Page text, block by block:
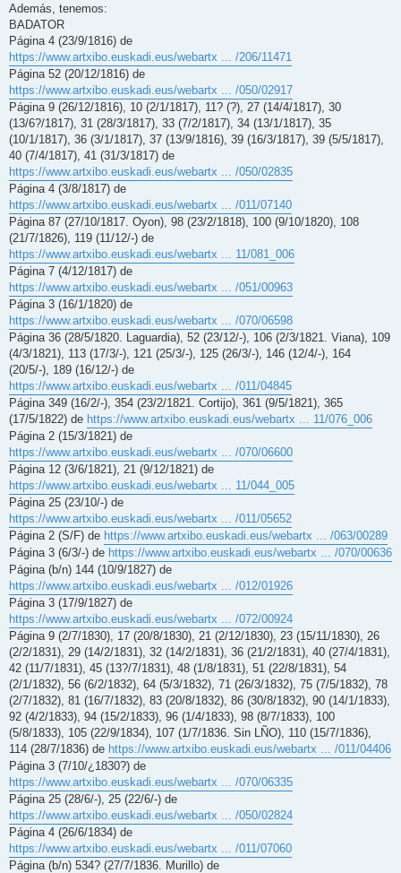
Además, tenemos:
BADATOR
Página 4 (23/9/1816) de
https://www.artxibo.euskadi.eus/webartx ... /206/11471
Página 52 (20/12/1816) de
https://www.artxibo.euskadi.eus/webartx ... /050/02917
Página 9 (26/12/1816), 10 (2/1/1817), 11? (?), 27 (14/4/1817), 30
(13/6?/1817), 31 (28/3/1817), 33 (7/2/1817), 34 (13/1/1817), 35
(10/1/1817), 36 (3/1/1817), 37 (13/9/1816), 39 (16/3/1817), 39 (5/5/1817),
40 (7/4/1817), 41 (31/3/1817) de
https://www.artxibo.euskadi.eus/webartx ... /050/02835
Página 4 (3/8/1817) de
https://www.artxibo.euskadi.eus/webartx ... /011/07140
Página 87 (27/10/1817. Oyon), 98 (23/2/1818), 100 (9/10/1820), 108
(21/7/1826), 119 (11/12/-) de
https://www.artxibo.euskadi.eus/webartx ... 11/081_006
Página 7 (4/12/1817) de
https://www.artxibo.euskadi.eus/webartx ... /051/00963
Página 3 (16/1/1820) de
https://www.artxibo.euskadi.eus/webartx ... /070/06598
Página 36 (28/5/1820. Laguardia), 52 (23/12/-), 106 (2/3/1821. Viana), 109
(4/3/1821), 113 (17/3/-), 121 (25/3/-), 125 (26/3/-), 146 (12/4/-), 164
(20/5/-), 189 (16/12/-) de
https://www.artxibo.euskadi.eus/webartx ... /011/04845
Página 349 (16/2/-), 354 (23/2/1821. Cortijo), 361 (9/5/1821), 365
(17/5/1822) de https://www.artxibo.euskadi.eus/webartx ... 11/076_006
Página 2 (15/3/1821) de
https://www.artxibo.euskadi.eus/webartx ... /070/06600
Página 12 (3/6/1821), 21 (9/12/1821) de
https://www.artxibo.euskadi.eus/webartx ... 11/044_005
Página 25 (23/10/-) de
https://www.artxibo.euskadi.eus/webartx ... /011/05652
Página 2 (S/F) de https://www.artxibo.euskadi.eus/webartx ... /063/00289
Página 3 (6/3/-) de https://www.artxibo.euskadi.eus/webartx ... /070/00636
Página (b/n) 144 (10/9/1827) de
https://www.artxibo.euskadi.eus/webartx ... /012/01926
Página 3 (17/9/1827) de
https://www.artxibo.euskadi.eus/webartx ... /072/00924
Página 9 (2/7/1830), 17 (20/8/1830), 21 (2/12/1830), 23 (15/11/1830), 26
(2/2/1831), 29 (14/2/1831), 32 (14/2/1831), 36 (21/2/1831), 40 (27/4/1831),
42 (11/7/1831), 45 (13?/7/1831), 48 (1/8/1831), 51 (22/8/1831), 54
(2/1/1832), 56 (6/2/1832), 64 (5/3/1832), 71 (26/3/1832), 75 (7/5/1832), 78
(2/7/1832), 81 (16/7/1832), 83 (20/8/1832), 86 (30/8/1832), 90 (14/1/1833),
92 (4/2/1833), 94 (15/2/1833), 96 (1/4/1833), 98 (8/7/1833), 100
(5/8/1833), 105 (22/9/1834), 107 (1/7/1836. Sin LÑO), 110 (15/7/1836),
114 (28/7/1836) de https://www.artxibo.euskadi.eus/webartx ... /011/04406
Página 3 (7/10/¿1830?) de
https://www.artxibo.euskadi.eus/webartx ... /070/06335
Página 25 (28/6/-), 25 (22/6/-) de
https://www.artxibo.euskadi.eus/webartx ... /050/02824
Página 4 (26/6/1834) de
https://www.artxibo.euskadi.eus/webartx ... /011/07060
Página (b/n) 534? (27/7/1836. Murillo) de